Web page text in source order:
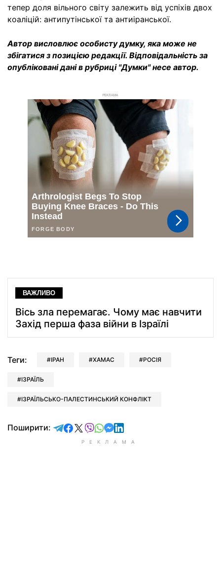
тепер доля вільного світу залежить від успіхів двох
коаліцій: антипутінської та антиіранської.
Автор висловлює особисту думку, яка може не
збігатися з позицією редакції. Відповідальність за
опубліковані дані в рубриці "Думки" несе автор.
РЕКЛАМА
ВАЖЛИВО
Вісь зла перемагає. Чому має навчити
Захід перша фаза війни в Ізраїлі
Теги: ІРАН ХАМАС РОСІЯ
ІЗРАЇЛЬ
ІЗРАЇЛЬСЬКО-ПАЛЕСТИНСЬКИЙ КОНФЛІКТ
Поширити: відправити у Telegram
поділитись у Facebook
поділитись у X
відправити у Viber
відправити у Whatsapp
відправити у Messenger
відправити у LinkedIn